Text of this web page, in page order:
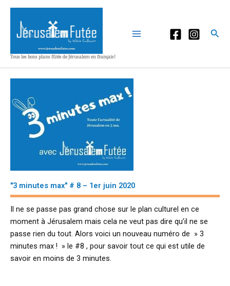
Aller
contenu
Tous les bons plans fûtés de Jérusalem en français!
"3 minutes max" # 8 – 1er juin 2020
Il ne se passe pas grand chose sur le plan culturel en ce
moment à Jérusalem mais cela ne veut pas dire qu’il ne se
passe rien du tout. Alors voici un nouveau numéro de » 3
minutes max ! » le #8 , pour savoir tout ce qui est utile de
savoir en moins de 3 minutes.